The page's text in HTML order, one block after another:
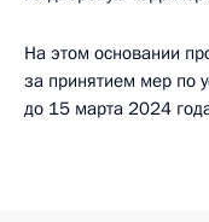
На этом основании
за принятием мер по
до 15 марта 2024